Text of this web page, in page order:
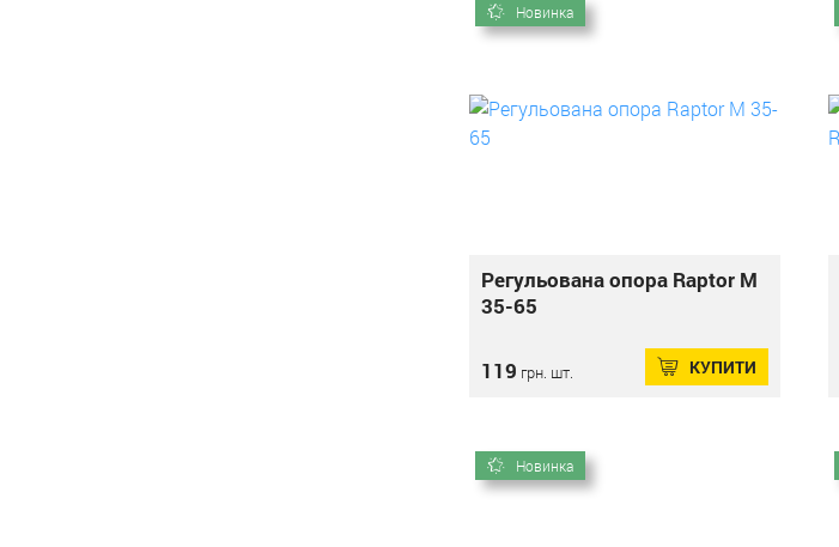
Новинка
Регульована опора Raptor М
35-65
119 грн. шт. КУПИТИ
Новинка